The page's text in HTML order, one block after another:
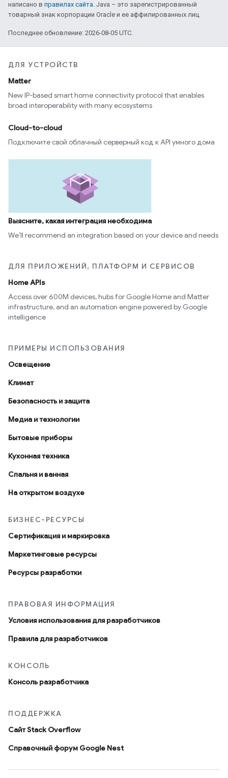
написано в правилах сайта. Java – это зарегистрированный
товарный знак корпорации Oracle и ее аффилированных лиц.
Последнее обновление: 2026-08-05 UTC.
ДЛЯ УСТРОЙСТВ
Matter
New IP-based smart home connectivity protocol that enables
broad interoperability with many ecosystems
Cloud-to-cloud
Подключите свой облачный серверный код к API умного дома
Выясните, какая интеграция необходима
We’ll recommend an integration based on your device and needs
ДЛЯ ПРИЛОЖЕНИЙ, ПЛАТФОРМ И СЕРВИСОВ
Home APIs
Access over 600M devices, hubs for Google Home and Matter
infrastructure, and an automation engine powered by Google
intelligence
ПРИМЕРЫ ИСПОЛЬЗОВАНИЯ
Освещение
Климат
Безопасность и защита
Медиа и технологии
Бытовые приборы
Кухонная техника
Спальня и ванная
На открытом воздухе
БИЗНЕС-РЕСУРСЫ
Сертификация и маркировка
Маркетинговые ресурсы
Ресурсы разработки
ПРАВОВАЯ ИНФОРМАЦИЯ
Условия использования для разработчиков
Правила для разработчиков
КОНСОЛЬ
Консоль разработчика
ПОДДЕРЖКА
Сайт Stack Overflow
Справочный форум Google Nest